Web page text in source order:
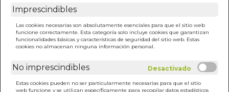
Imprescindibles
Las cookies necesarias son absolutamente esenciales para que el sitio web
funcione correctamente. Esta categoría solo incluye cookies que garantizan
funcionalidades básicas y características de seguridad del sitio web. Estas
cookies no almacenan ninguna información personal.
No imprescindibles
Estas cookies pueden no ser particularmente necesarias para que el sitio
web funcione y se utilizan específicamente para recopilar datos estadísticos
INICIO > VIVE TU MEJOR VIDA EN LA 5D